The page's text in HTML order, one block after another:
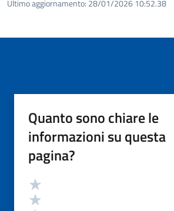
Ultimo aggiornamento: 28/01/2026 10:52.38
Quanto sono chiare le
informazioni su questa
pagina?
Valutazione